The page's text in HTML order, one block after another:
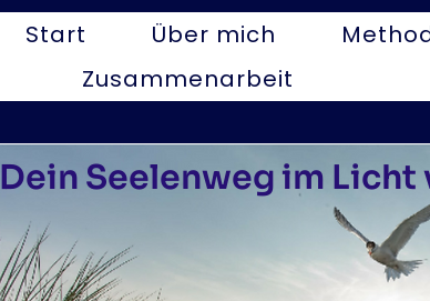
Start Über mich
Zusammenarbeit
Dein Seelenweg im Licht